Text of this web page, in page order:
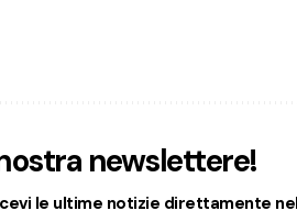
newslettere!
le ultime notizie direttamente